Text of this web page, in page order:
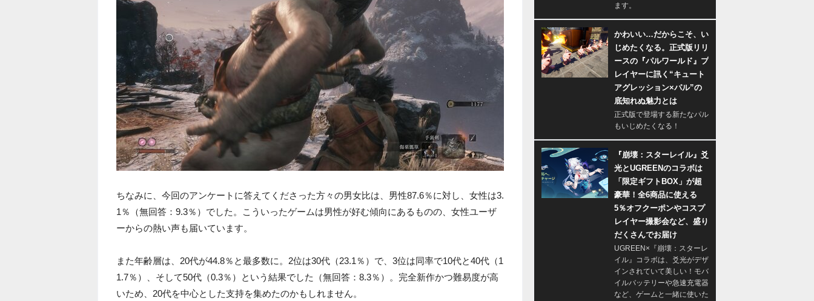
ちなみに、今回のアンケートに答えてくださった方々の男女比は、男性87.6％に対し、女性は3.
1％（無回答：9.3％）でした。こういったゲームは男性が好む傾向にあるものの、女性ユーザ
ーからの熱い声も届いています。
また年齢層は、20代が44.8％と最多数に。2位は30代（23.1％）で、3位は同率で10代と40代（1
1.7％）、そして50代（0.3％）という結果でした（無回答：8.3％）。完全新作かつ難易度が高
いため、20代を中心とした支持を集めたのかもしれません。
ます。
かわいい…だからこそ、い
じめたくなる。正式版リリ
ースの『パルワールド』プ
レイヤーに訊く“キュート
アグレッション×パル”の
底知れぬ魅力とは
正式版で登場する新たなパル
もいじめたくなる！
『崩壊：スターレイル』爻
光とUGREENのコラボは
「限定ギフトBOX」が超
豪華！全6商品に使える
5％オフクーポンやコスプ
レイヤー撮影会など、盛り
だくさんでお届け
UGREEN×『崩壊：スターレ
イル』コラボは、爻光がデザ
インされていて美しい！モバ
イルバッテリーや急速充電器
など、ゲームと一緒に使いた